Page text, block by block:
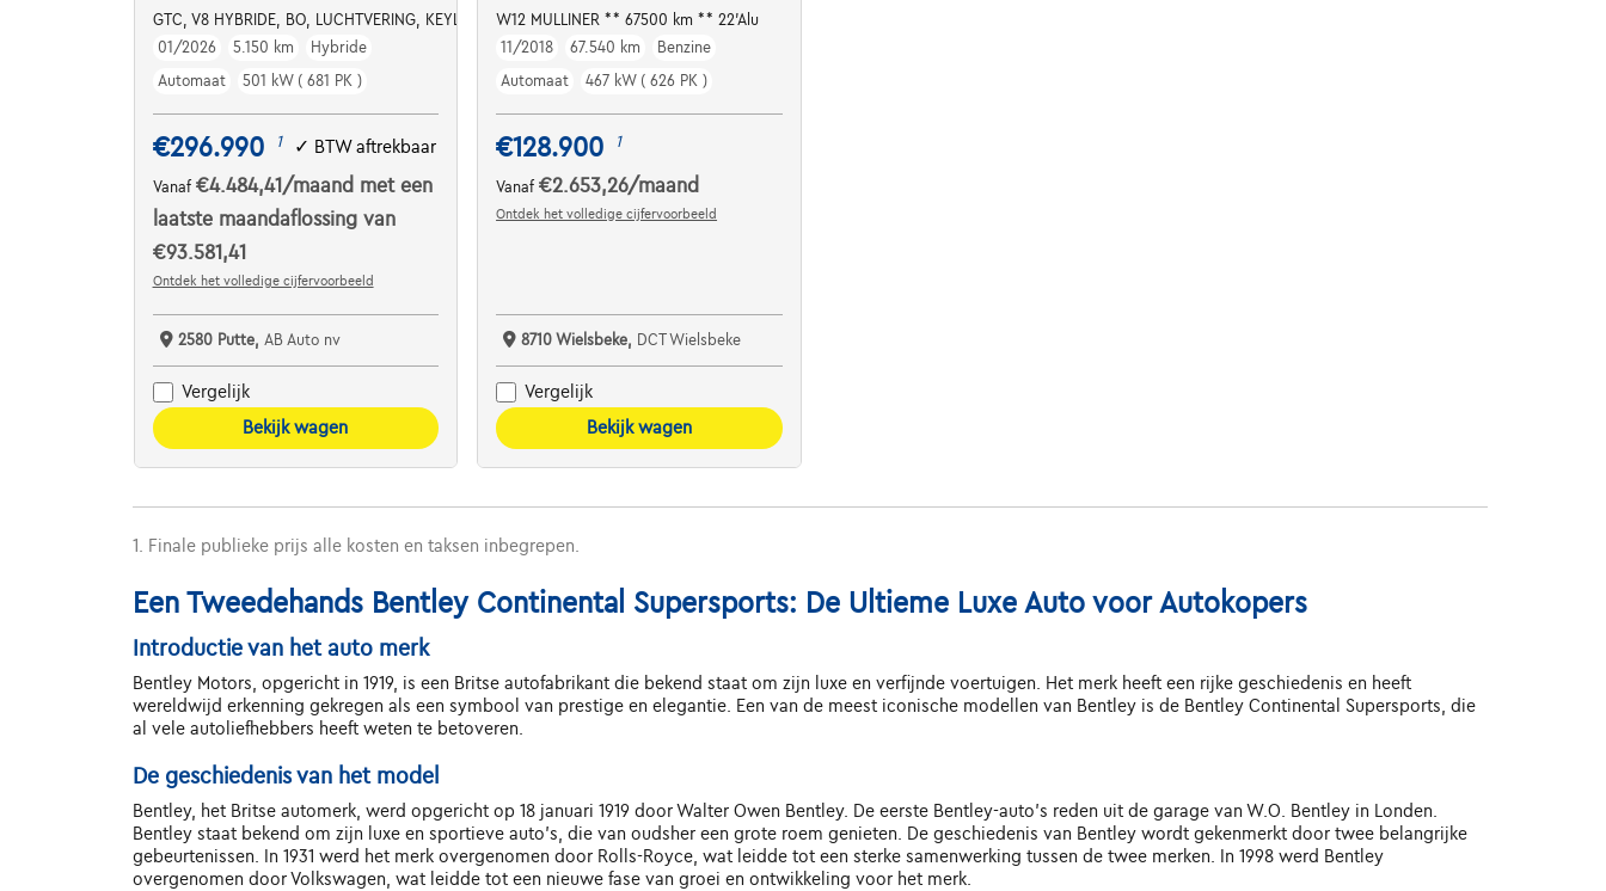
GTC, V8 HYBRIDE, BO, LUCHTVERING, KEYLESS
01/2026
5.150 km
Hybride
Automaat
501 kW ( 681 PK )
€296.990 1 ✓ BTW aftrekbaar
Vanaf €4.484,41 /maand met een
laatste maandaflossing van
€93.581,41
Ontdek het volledige cijfervoorbeeld
2580 Putte, AB Auto nv
Vergelijk
Bekijk wagen
W12 MULLINER ** 67500 km ** 22'Alu
11/2018
67.540 km
Benzine
Automaat
467 kW ( 626 PK )
€128.900 1
Vanaf€2.653,26/maand
Ontdek het volledige cijfervoorbeeld
8710 Wielsbeke, DCT Wielsbeke
Vergelijk
Bekijk wagen
1. Finale publieke prijs alle kosten en taksen inbegrepen.
Een Tweedehands Bentley Continental Supersports: De Ultieme Luxe Auto voor Autokopers
Introductie van het auto merk
Bentley Motors, opgericht in 1919, is een Britse autofabrikant die bekend staat om zijn luxe en verfijnde voertuigen. Het merk heeft een rijke geschiedenis en heeft
wereldwijd erkenning gekregen als een symbool van prestige en elegantie. Een van de meest iconische modellen van Bentley is de Bentley Continental Supersports, die
al vele autoliefhebbers heeft weten te betoveren.
De geschiedenis van het model
Bentley, het Britse automerk, werd opgericht op 18 januari 1919 door Walter Owen Bentley. De eerste Bentley-auto's reden uit de garage van W.O. Bentley in Londen.
Bentley staat bekend om zijn luxe en sportieve auto's, die van oudsher een grote roem genieten. De geschiedenis van Bentley wordt gekenmerkt door twee belangrijke
gebeurtenissen. In 1931 werd het merk overgenomen door Rolls-Royce, wat leidde tot een sterke samenwerking tussen de twee merken. In 1998 werd Bentley
overgenomen door Volkswagen, wat leidde tot een nieuwe fase van groei en ontwikkeling voor het merk.